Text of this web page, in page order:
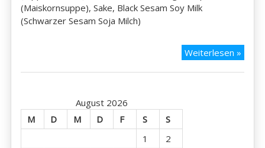
(Maiskornsuppe), Sake, Black Sesam Soy Milk
(Schwarzer Sesam Soja Milch)
Weiterlesen »Auch
August 2026
M
D M D F S
S
1
2